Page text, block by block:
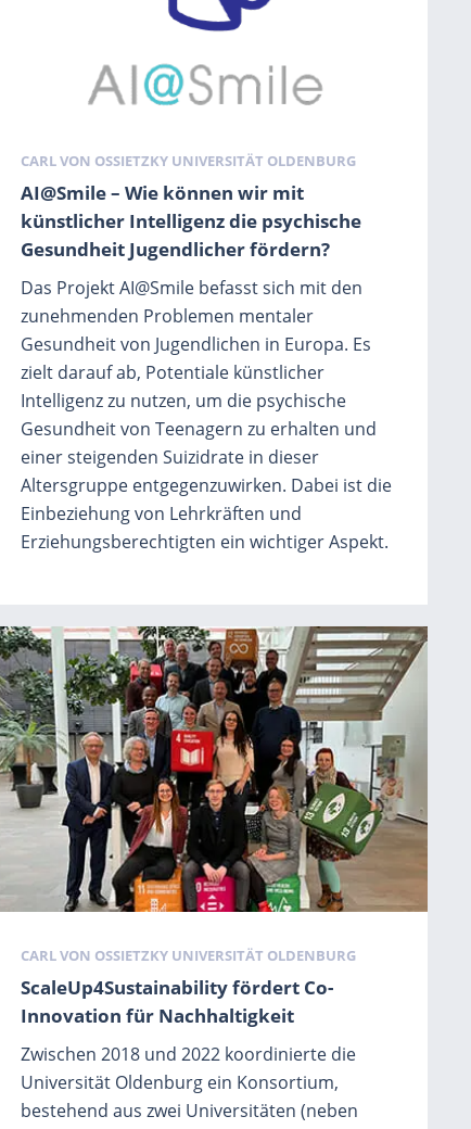
AI@Smile – Wie können wir mit
künstlicher Intelligenz die psychische
Gesundheit Jugendlicher fördern?
Das Projekt AI@Smile befasst sich mit den
zunehmenden Problemen mentaler
Gesundheit von Jugendlichen in Europa. Es
zielt darauf ab, Potentiale künstlicher
Intelligenz zu nutzen, um die psychische
Gesundheit von Teenagern zu erhalten und
einer steigenden Suizidrate in dieser
Altersgruppe entgegenzuwirken. Dabei ist die
Einbeziehung von Lehrkräften und
Erziehungsberechtigten ein wichtiger Aspekt.
Schlagwörter
CARL VON OSSIETZKY UNIVERSITÄT OLDENBURG
ScaleUp4Sustainability fördert Co-
Innovation für Nachhaltigkeit
Zwischen 2018 und 2022 koordinierte die
Universität Oldenburg ein Konsortium,
bestehend aus zwei Universitäten (neben
Schlagwörter
CARL VON OSSIETZKY UNIVERSITÄT OLDENBURG